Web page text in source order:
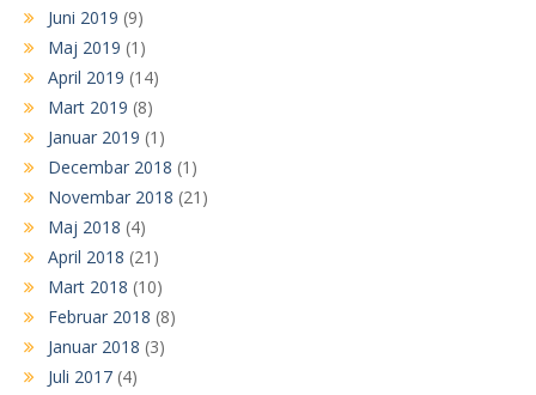
Juni 2019 (9)
Maj 2019 (1)
April 2019 (14)
Mart 2019 (8)
Januar 2019 (1)
Decembar 2018 (1)
Novembar 2018 (21)
Maj 2018 (4)
April 2018 (21)
Mart 2018 (10)
Februar 2018 (8)
Januar 2018 (3)
Juli 2017 (4)